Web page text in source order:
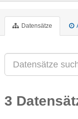
Datensätze
3